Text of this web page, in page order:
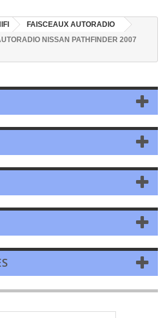
FAISCEAUX AUTORADIO
NISSAN PATHFINDER 2007